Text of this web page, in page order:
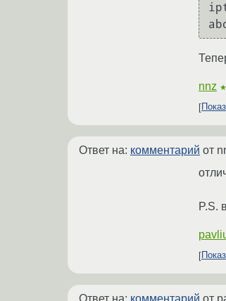
nnz
Ответ на: комментарий от
P.S.
Ответ на: комментарий от